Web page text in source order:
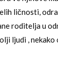
ličnosti,
roditelja u
ljudi ,